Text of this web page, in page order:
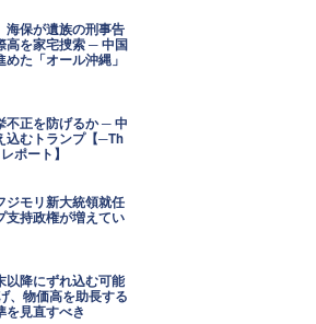
海保が遺族の刑事告
高を家宅捜索 ─ 中国
た「オール沖縄」
不正を防げるか ─ 中
込むトランプ【─Th
ポート】
ジモリ新大統領就任
持政権が増えてい
以降にずれ込む可能
、物価高を助長する
を見直すべき